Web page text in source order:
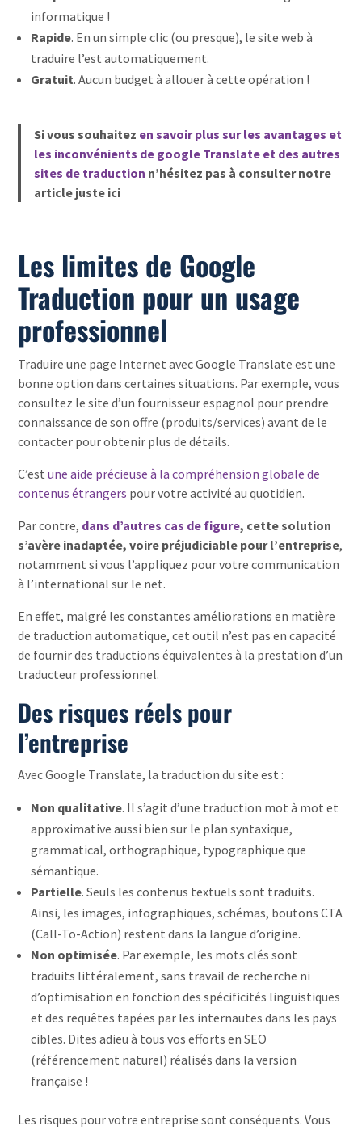
informatique !
Rapide. En un simple clic (ou presque), le site web à
traduire l’est automatiquement.
Gratuit. Aucun budget à allouer à cette opération !
Si vous souhaitez en savoir plus sur les avantages et
les inconvénients de google Translate et des autres
sites de traduction n’hésitez pas à consulter notre
article juste ici
Les limites de Google
Traduction pour un usage
professionnel
Traduire une page Internet avec Google Translate est une
bonne option dans certaines situations. Par exemple, vous
consultez le site d’un fournisseur espagnol pour prendre
connaissance de son offre (produits/services) avant de le
contacter pour obtenir plus de détails.
C’estune aide précieuse à la compréhension globale de
contenus étrangers pour votre activité au quotidien.
Par contre, dans d’autres cas de figure, cette solution
s’avère inadaptée, voire préjudiciable pour l’entreprise,
notamment si vous l’appliquez pour votre communication
à l’international sur le net.
En effet, malgré les constantes améliorations en matière
de traduction automatique, cet outil n’est pas en capacité
de fournir des traductions équivalentes à la prestation d’un
traducteur professionnel.
Des risques réels pour
l’entreprise
Avec Google Translate, la traduction du site est :
Non qualitative. Il s’agit d’une traduction mot à mot et
approximative aussi bien sur le plan syntaxique,
grammatical, orthographique, typographique que
sémantique.
Partielle. Seuls les contenus textuels sont traduits.
Ainsi, les images, infographiques, schémas, boutons CTA
(Call-To-Action) restent dans la langue d’origine.
Non optimisée. Par exemple, les mots clés sont
traduits littéralement, sans travail de recherche ni
d’optimisation en fonction des spécificités linguistiques
et des requêtes tapées par les internautes dans les pays
cibles. Dites adieu à tous vos efforts en SEO
(référencement naturel) réalisés dans la version
française !
Les risques pour votre entreprise sont conséquents. Vous